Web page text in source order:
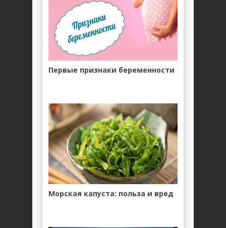
Первые признаки беременности
Морская капуста: польза и вред